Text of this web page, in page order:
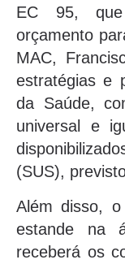
EC 95,
orçamento
MAC,
estratégias e
da Saúde,
universal e
(SUS),
Além disso,
estande na
receberá os